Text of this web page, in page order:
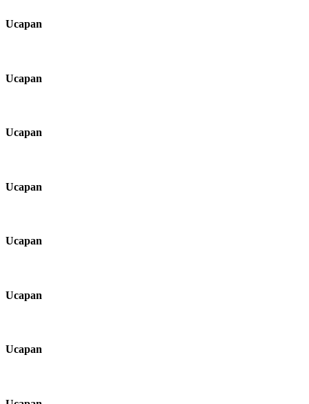
Ucapan
Ucapan
Ucapan
Ucapan
Ucapan
Ucapan
Ucapan